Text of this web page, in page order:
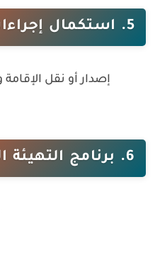
5. استكمال إجراءات العمل والإقامة
إصدار أو نقل
6. برنامج التهيئة الوظيفية